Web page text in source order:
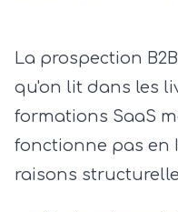
La prospection
qu'on lit dans les
formations SaaS
fonctionne pas en
raisons